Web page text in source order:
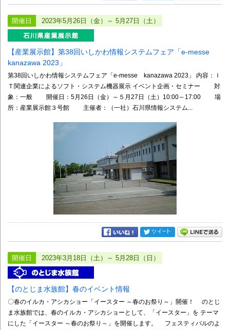
開催日 2023年5月26日（金）～ 5月27日（土）
【産業展示館】第38回いしかわ情報システムフェア「e-messe
kanazawa 2023」
第38回いしかわ情報システムフェア「e-messe kanazawa 2023」 内容：Ｉ
Ｔ関連企業によるソフト・システム機器展示 イベント企画・セミナー 対
象：一般 開催日：5月26日（金）～５月27日（土）10:00～17:00 場
所：産業展示館３号館 主催者：（一社）石川県情報システム...
開催日 2023年3月18日（土）～ 5月28日（日）
【のとじま水族館】春のイベント情報
〇春のイルカ・アシカショー「イースター ～春のお祭り～」開催！ のとじ
ま水族館では、春のイルカ・アシカショーとして、「イースター」を テーマ
にした「イースター ～春のお祭り～」を開催します。 フェスティバルのよ